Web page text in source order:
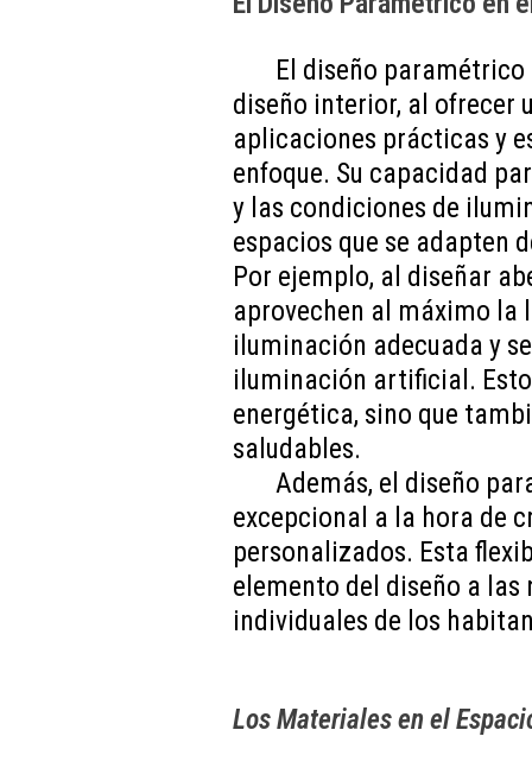
El diseño
diseño interior, al ofrecer
aplicaciones prácticas y
enfoque. Su capacidad
y las condiciones de
espacios que se adapten
Por ejemplo, al diseñar
aprovechen al máximo la
iluminación adecuada y
iluminación artificial.
energética, sino que
saludables.
Además, el diseño
excepcional a la hora de
personalizados. Esta
elemento del diseño a las
individuales de los
Los Materiales en el